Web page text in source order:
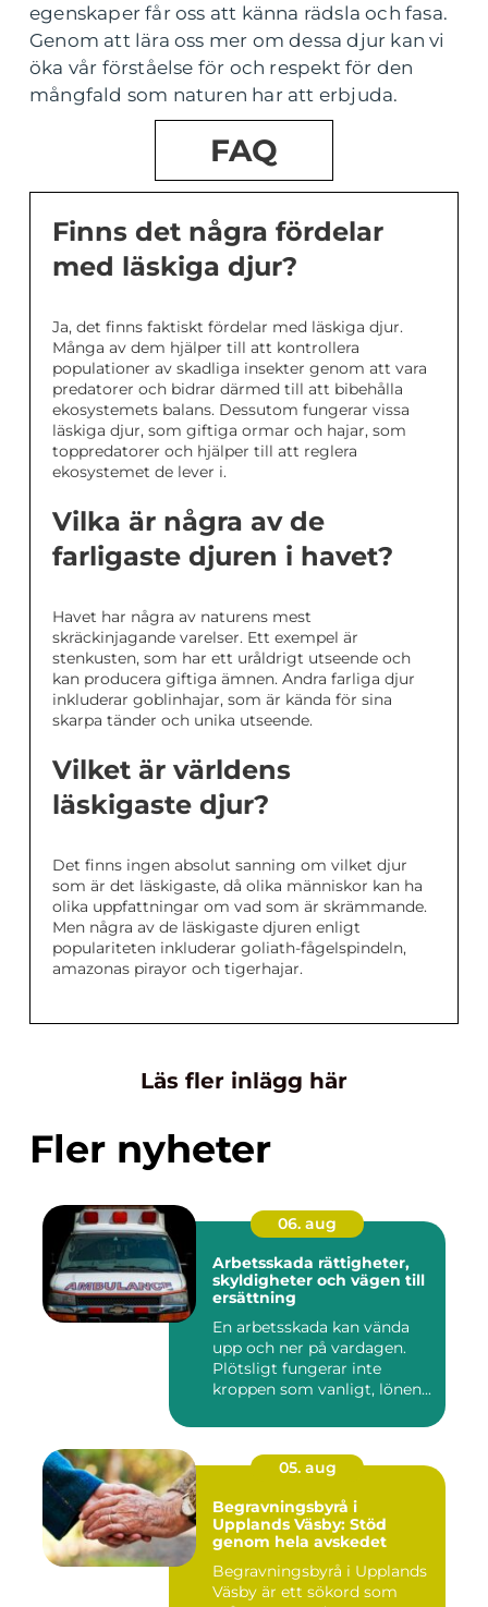
egenskaper får oss att känna rädsla och fasa.
Genom att lära oss mer om dessa djur kan vi
öka vår förståelse för och respekt för den
mångfald som naturen har att erbjuda.
FAQ
Finns det några fördelar
med läskiga djur?
Ja, det finns faktiskt fördelar med läskiga djur.
Många av dem hjälper till att kontrollera
populationer av skadliga insekter genom att vara
predatorer och bidrar därmed till att bibehålla
ekosystemets balans. Dessutom fungerar vissa
läskiga djur, som giftiga ormar och hajar, som
toppredatorer och hjälper till att reglera
ekosystemet de lever i.
Vilka är några av de
farligaste djuren i havet?
Havet har några av naturens mest
skräckinjagande varelser. Ett exempel är
stenkusten, som har ett uråldrigt utseende och
kan producera giftiga ämnen. Andra farliga djur
inkluderar goblinhajar, som är kända för sina
skarpa tänder och unika utseende.
Vilket är världens
läskigaste djur?
Det finns ingen absolut sanning om vilket djur
som är det läskigaste, då olika människor kan ha
olika uppfattningar om vad som är skrämmande.
Men några av de läskigaste djuren enligt
populariteten inkluderar goliath-fågelspindeln,
amazonas pirayor och tigerhajar.
Läs fler inlägg här
Fler nyheter
06. aug
Arbetsskada rättigheter,
skyldigheter och vägen till
ersättning
En arbetsskada kan vända
upp och ner på vardagen.
Plötsligt fungerar inte
kroppen som vanligt, lönen...
05. aug
Begravningsbyrå i
Upplands Väsby: Stöd
genom hela avskedet
Begravningsbyrå i Upplands
Väsby är ett sökord som